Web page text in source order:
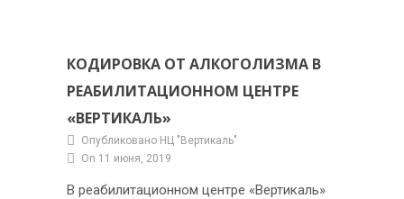
КОДИРОВКА ОТ АЛКОГОЛИЗМА В
РЕАБИЛИТАЦИОННОМ ЦЕНТРЕ
«ВЕРТИКАЛЬ»
Опубликовано НЦ "Вертикаль"
On 11 июня, 2019
В реабилитационном центре «Вертикаль»